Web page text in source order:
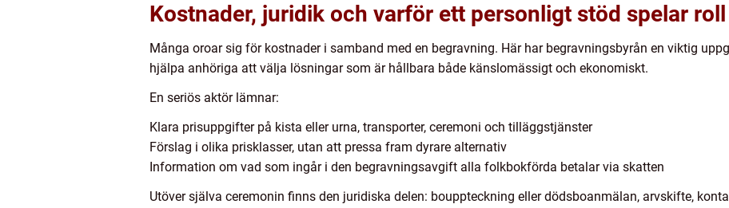
Kostnader, juridik och varför ett personligt stöd spelar roll
Många oroar sig för kostnader i samband med en begravning. Här har begravningsbyrån en viktig
hjälpa anhöriga att välja lösningar som är hållbara både känslomässigt och ekonomiskt.
En seriös aktör lämnar:
Klara prisuppgifter på kista eller urna, transporter, ceremoni och tilläggstjänster
Förslag i olika prisklasser, utan att pressa fram dyrare alternativ
Information om vad som ingår i den begravningsavgift alla folkbokförda betalar via skatten
Utöver själva ceremonin finns den juridiska delen: bouppteckning eller dödsboanmälan, arvskifte,